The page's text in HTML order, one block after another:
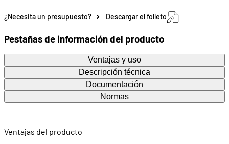
¿Necesita un presupuesto? Descargar el folleto
Pestañas de información del producto
Ventajas y uso
Descripción técnica
Documentación
Normas
Ventajas del producto